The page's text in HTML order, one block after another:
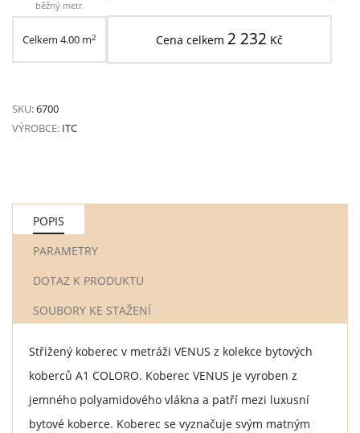
běžný metr
Celkem 4.00 m2 Cena celkem 2 232 Kč
SKU:6700
VÝROBCE: ITC
POPIS
PARAMETRY
DOTAZ K PRODUKTU
SOUBORY KE STAŽENÍ
Střižený koberec v metráži VENUS z kolekce bytových
koberců A1 COLORO. Koberec VENUS je vyroben z
jemného polyamidového vlákna a patří mezi luxusní
bytové koberce. Koberec se vyznačuje svým matným